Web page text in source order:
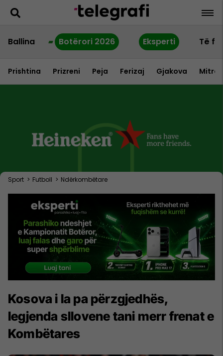
Ballina Botërori 2026 Eksperti Të
Prishtina Prizreni Peja Ferizaj Gjakova
Sport > Futboll > Ndërkombëtare
Kosova i la pa përzgjedhës,
legjenda sllovene tani merr frenat e
Kombëtares